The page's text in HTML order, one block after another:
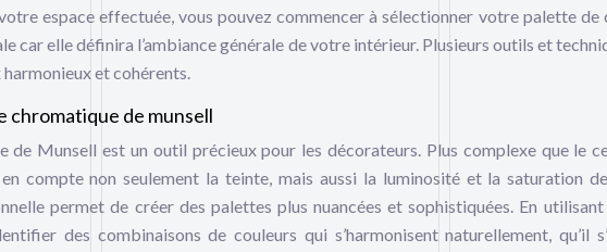
espace effectuée, vous pouvez commencer à sélectionner votre palette de
car elle définira l’ambiance générale de votre intérieur. Plusieurs outils et
et cohérents.
chromatique de munsell
de Munsell est un outil précieux pour les décorateurs. Plus complexe que le
compte non seulement la teinte, mais aussi la luminosité et la saturation
permet de créer des palettes plus nuancées et sophistiquées. En utilisant
des combinaisons de couleurs qui s’harmonisent naturellement, qu’il